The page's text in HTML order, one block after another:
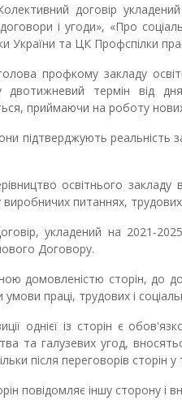
договір
і угоди», «Про
України та ЦК Профспілки
профкому закладу
двотижневий термін від дня
приймаючи на роботу
підтверджують реальність
освітнього закладу
виробничих питаннях, трудових
укладений на 2021-
Договору.
домовленістю сторін, до
умови праці, трудових і
однієї із сторін є
та галузевих угод,
після переговорів сторін
повідомляє іншу сторону